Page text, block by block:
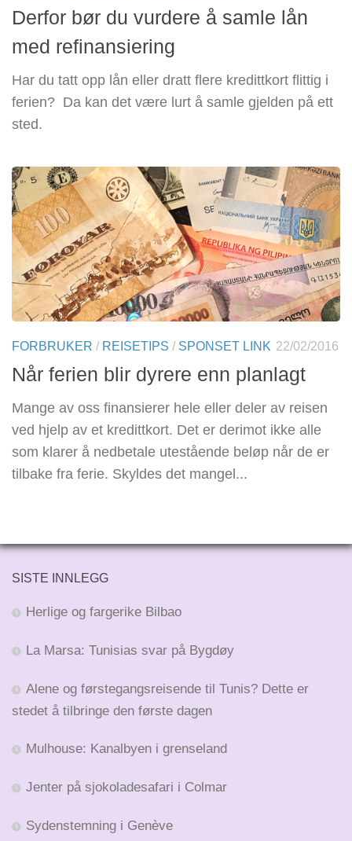
Derfor bør du vurdere å samle lån
med refinansiering
Har du tatt opp lån eller dratt flere kredittkort flittig i
ferien? Da kan det være lurt å samle gjelden på ett
sted.
FORBRUKER / REISETIPS / SPONSET LINK 22/02/2016
Når ferien blir dyrere enn planlagt
Mange av oss finansierer hele eller deler av reisen
ved hjelp av et kredittkort. Det er derimot ikke alle
som klarer å nedbetale utestående beløp når de er
tilbake fra ferie. Skyldes det mangel...
SISTE INNLEGG
Herlige og fargerike Bilbao
La Marsa: Tunisias svar på Bygdøy
Alene og førstegangsreisende til Tunis? Dette er
stedet å tilbringe den første dagen
Mulhouse: Kanalbyen i grenseland
Jenter på sjokoladesafari i Colmar
Sydenstemning i Genève